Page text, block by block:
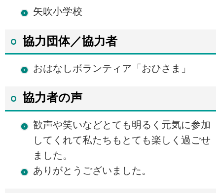
矢吹小学校
協力団体／協力者
おはなしボランティア「おひさま」
協力者の声
歓声や笑いなどとても明るく元気に参加
してくれて私たちもとても楽しく過ごせ
ました。
ありがとうございました。